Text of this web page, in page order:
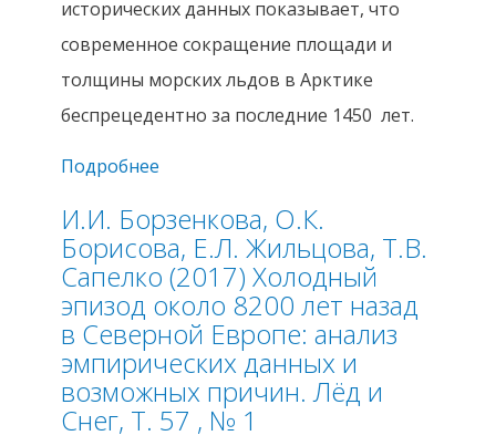
исторических данных показывает, что
современное сокращение площади и
толщины морских льдов в Арктике
беспрецедентно за последние 1450 лет.
Подробнее
взгляд из прошлого для оценки
возможных изменений в будущем.
Лёд и Снег, Т. 56, № 2
И.И. Борзенкова, О.К.
Борисова, Е.Л. Жильцова, Т.В.
Сапелко (2017) Холодный
эпизод около 8200 лет назад
в Северной Европе: анализ
эмпирических данных и
возможных причин. Лёд и
Снег, Т. 57 , № 1